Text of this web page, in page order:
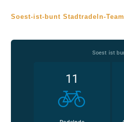
Soest-ist-bunt Stadtradeln-Team